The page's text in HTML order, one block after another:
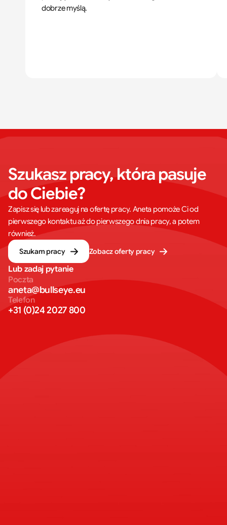
dobrze myślą.
Szukasz pracy, która pasuje
do Ciebie?
Zapisz się lub zareaguj na ofertę pracy. Aneta pomoże Ci od
pierwszego kontaktu aż do pierwszego dnia pracy, a potem
również.
Szukam pracy
Zobacz oferty pracy
Lub zadaj pytanie
Poczta
aneta@bullseye.eu
Telefon
+31 (0)24 2027 800